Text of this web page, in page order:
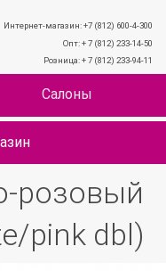
Интернет-магазин: +7 (812) 600-4-300
Опт: + 7 (812) 233-14-50
Розница: + 7 (812) 233-94-11
Салоны
розовый
pink dbl)